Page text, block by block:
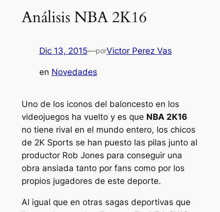
Análisis NBA 2K16
Dic 13, 2015—porVictor Perez Vas
en Novedades
Uno de los iconos del baloncesto en los
videojuegos ha vuelto y es que NBA 2K16
no tiene rival en el mundo entero, los chicos
de 2K Sports se han puesto las pilas junto al
productor Rob Jones para conseguir una
obra ansiada tanto por fans como por los
propios jugadores de este deporte.
Al igual que en otras sagas deportivas que